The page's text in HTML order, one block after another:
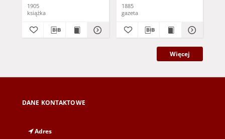
1905
książka
1885
gazeta
Więcej
DANE KONTAKTOWE
Adres